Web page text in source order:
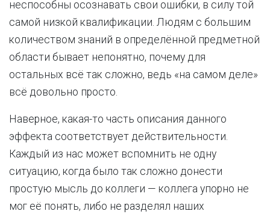
неспособны осознавать свои ошибки, в силу той
самой низкой квалификации. Людям с большим
количеством знаний в определённой предметной
области бывает непонятно, почему для
остальных всё так сложно, ведь «на самом деле»
всё довольно просто.
Наверное, какая-то часть описания данного
эффекта соответствует действительности.
Каждый из нас может вспомнить не одну
ситуацию, когда было так сложно донести
простую мысль до коллеги — коллега упорно не
мог её понять, либо не разделял наших